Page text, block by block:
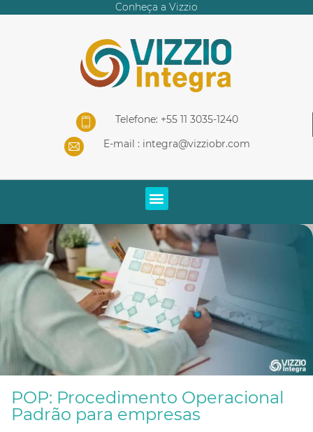
Conheça a Vizzio
Telefone: +55 11 3035-1240
E-mail : integra@vizziobr.com
POP: Procedimento Operacional
Padrão para empresas